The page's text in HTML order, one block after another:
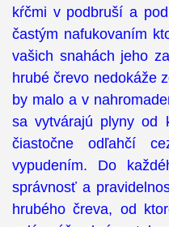
kŕčmi v podbruší a
častým nafukovaním
vašich snahách jeho
hrubé črevo nedokáže
by malo a v
sa vytvárajú plyny od
čiastočne odľahčí
vypudením. Do
správnosť a
hrubého čreva, od